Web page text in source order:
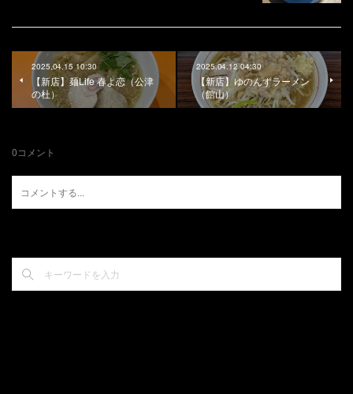
2025.04.15 10:30
【新店】麺Life 春よ恋（公津
の杜）
2025.04.12 04:30
【新店】ゆのんずラーメン
（館山）
0コメント